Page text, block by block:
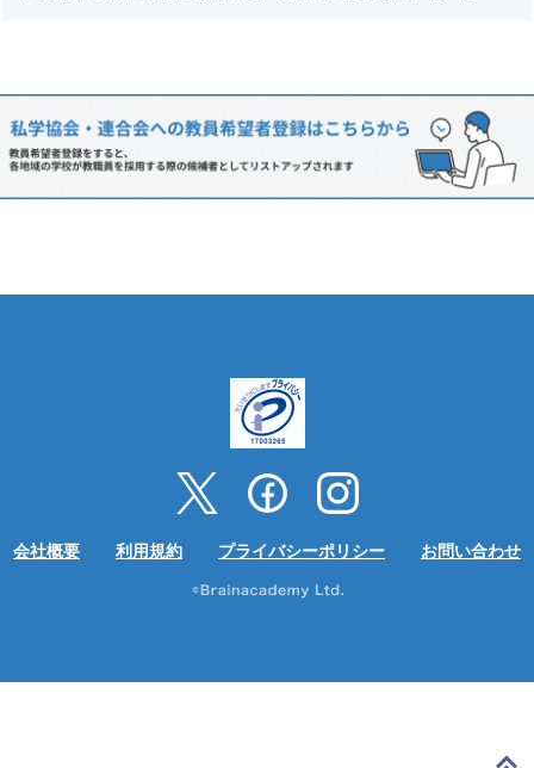
会社概要 利用規約 プライバシーポリシー お問い合わせ